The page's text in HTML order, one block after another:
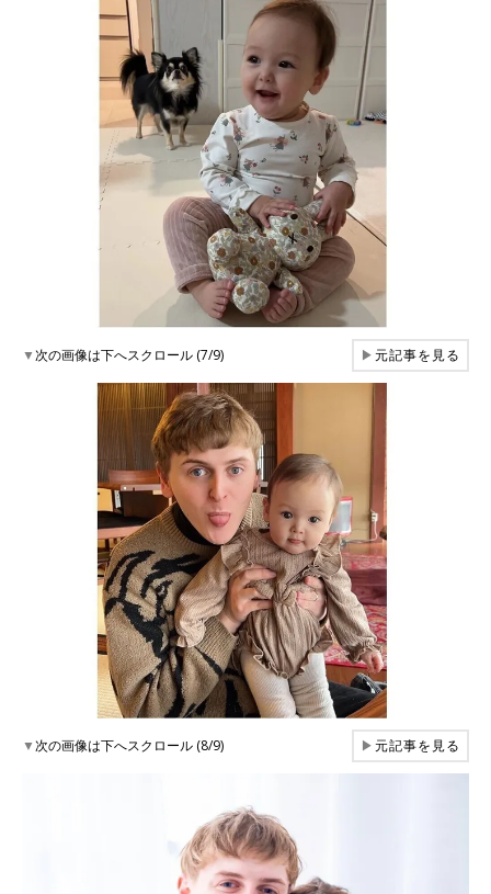
▼次の画像は下へスクロール (7/9) ▶元記事を見る
▼次の画像は下へスクロール (8/9) ▶元記事を見る